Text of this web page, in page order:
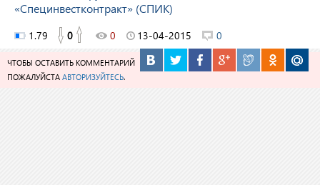
«Специнвестконтракт» (СПИК)
1.79 0 0 13-04-2015 0
ЧТОБЫ ОСТАВИТЬ КОММЕНТАРИЙ
ПОЖАЛУЙСТА АВТОРИЗУЙТЕСЬ